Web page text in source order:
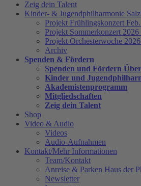
Zeig dein Talent
Kinder- & Jugendphilharmonie
Projekt Frühlingskonzert
Projekt Sommerkonzert
Projekt Orchesterwoche
Archiv
Spenden & Fördern
Spenden und Fördern
Kinder und
Akademistenprogramm
Mitgliedschaften
Zeig dein Talent
Shop
Video & Audio
Videos
Audio-Aufnahmen
Kontakt/Mehr Informationen
Team/Kontakt
Anreise & Parken Haus der
Newsletter